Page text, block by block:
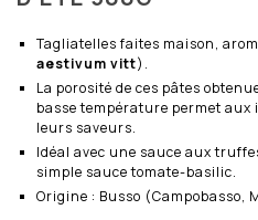
Tagliatelles faites maison,
aestivum vitt).
La porosité de ces pâtes
basse température permet
leurs saveurs.
Idéal avec une sauce aux
simple sauce tomate-basilic.
Origine : Busso (Campobasso,